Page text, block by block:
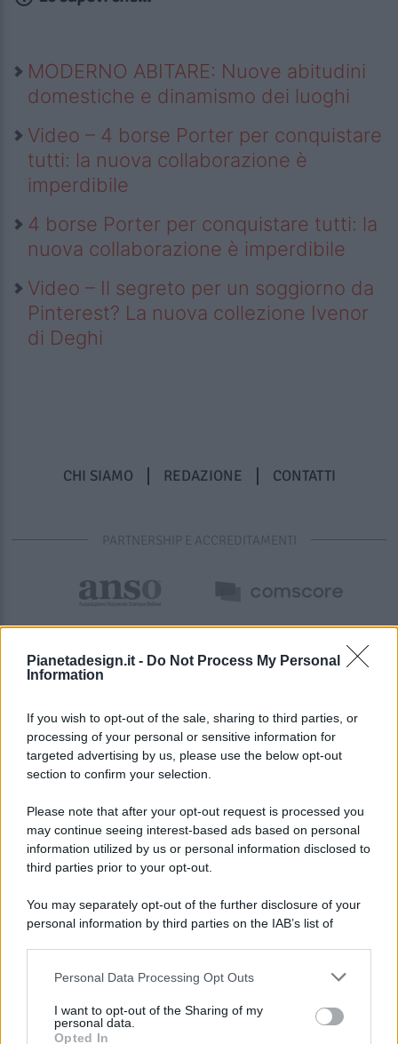
Pianetadesign.it - Do Not Process My Personal
Information
If you wish to opt-out of the sale, sharing to third parties, or
processing of your personal or sensitive information for
targeted advertising by us, please use the below opt-out
section to confirm your selection.
Please note that after your opt-out request is processed you
may continue seeing interest-based ads based on personal
information utilized by us or personal information disclosed to
third parties prior to your opt-out.
You may separately opt-out of the further disclosure of your
personal information by third parties on the IAB’s list of
This information may also be disclosed by us to third parties
disclose it to other third parties.
Personal Data Processing Opt Outs
I want to opt-out of the Sharing of my
personal data.
Opted In
MODERNO ABITARE: Nuove abitudini
domestiche e dinamismo dei luoghi
Video – 4 borse Porter per conquistare
tutti: la nuova collaborazione è
imperdibile
4 borse Porter per conquistare tutti: la
nuova collaborazione è imperdibile
Video – Il segreto per un soggiorno da
Pinterest? La nuova collezione Ivenor
di Deghi
CHI SIAMO REDAZIONE CONTATTI
PARTNERSHIP E ACCREDITAMENTI
© 2026 - Pianeta Design - P.IVA 04827280654 - Testata
Registrata Al Tribunale Di Nocera Inferiore N. 8/2020 - RG N.
ISCRIZIONE AL ROC N. 35792 – ISCRITTA ALL’ANSO
(ASSOCIAZIONE NAZIONALE STAMPA ONLINE)
PREFERENZE PRIVACY